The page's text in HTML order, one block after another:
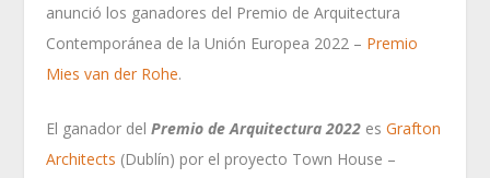
anunció los ganadores del Premio de Arquitectura
Contemporánea de la Unión Europea 2022 – Premio
Mies van der Rohe.
El ganador delPremio de Arquitectura 2022 esGrafton
Architects (Dublín) por el proyecto Town House –